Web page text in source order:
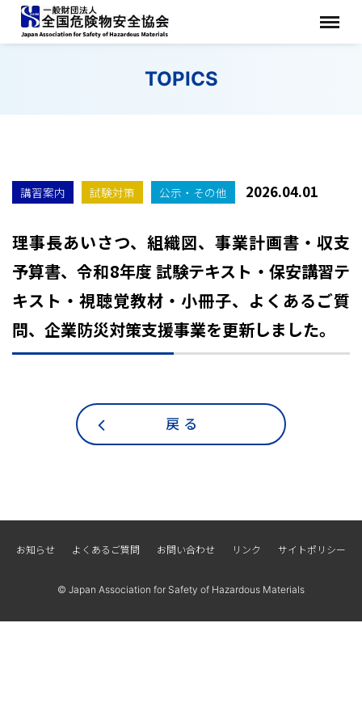
TOPICS
講習案内 試験対策 公示・その他 2026.04.01
理事長あいさつ、組織図、事業計画書・収支
予算書、令和8年度 試験テキスト・保安講習テ
キスト・視聴覚教材・小冊子、よくあるご質
問、企業防災対策支援事業を更新しました。
戻 る
お知らせ よくあるご質問 お問い合わせ リンク サイトポリシー
© Japan Association for Safety of Hazardous Materials